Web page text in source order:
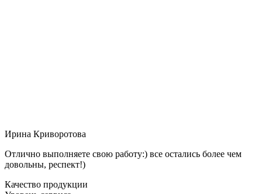
Ирина Криворотова
Отлично выполняете свою работу:) все остались более чем
довольны, респект!)
Качество продукции